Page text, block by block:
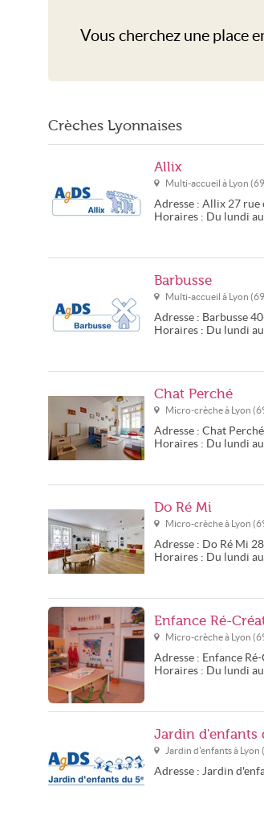
Vous cherchez une place
Crèches Lyonnaises
Allix
Multi-accueil à Lyon (
Adresse : Allix 27 rue
Horaires : Du lundi
Barbusse
Multi-accueil à Lyon (
Adresse : Barbusse
Horaires : Du lundi
Chat Perché
Micro-crèche à Lyon (
Adresse : Chat Perché
Horaires : Du lundi
Do Ré Mi
Micro-crèche à Lyon (
Adresse : Do Ré Mi
Horaires : Du lundi
Enfance Ré-
Micro-crèche à Lyon (
Adresse : Enfance
Horaires : Du lundi
Jardin d'enfants
Jardin d'enfants à Lyon (
Adresse : Jardin